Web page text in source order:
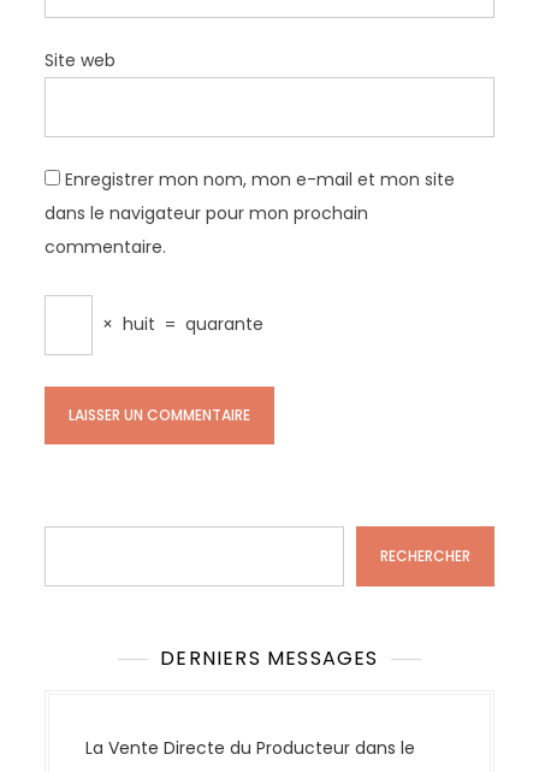
Site web
Enregistrer mon nom, mon e-mail et mon site
dans le navigateur pour mon prochain
commentaire.
× huit = quarante
RECHERCHER
DERNIERS MESSAGES
La Vente Directe du Producteur dans le